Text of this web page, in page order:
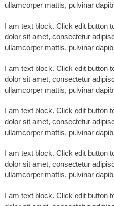
ullamcorper mattis, pulvinar
I am text block. Click edit button
dolor sit amet, consectetur
ullamcorper mattis, pulvinar
I am text block. Click edit button
dolor sit amet, consectetur
ullamcorper mattis, pulvinar
I am text block. Click edit button
dolor sit amet, consectetur
ullamcorper mattis, pulvinar
I am text block. Click edit button
dolor sit amet, consectetur
ullamcorper mattis, pulvinar
I am text block. Click edit button